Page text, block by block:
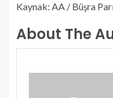
Kaynak: AA / Büşra
About The